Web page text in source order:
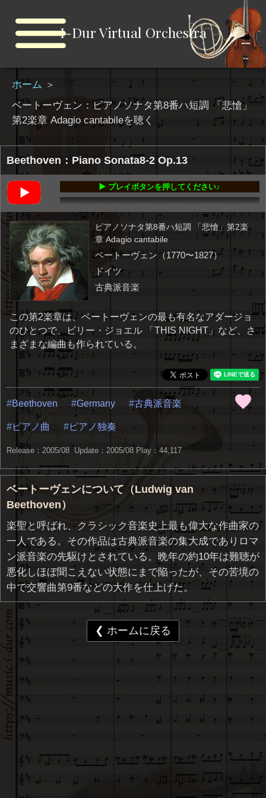
I-Dur Virtual Orchestra
ホーム ＞
ベートーヴェン：ピアノソナタ第8番ハ短調 「悲愴」
第2楽章 Adagio cantabileを聴く
Beethoven：Piano Sonata8-2 Op.13
▶️ プレイボタンを押してください♪
ピアノソナタ第8番ハ短調 「悲愴」第2楽
章 Adagio cantabile
ベートーヴェン（1770〜1827）
ドイツ
古典派音楽
この第2楽章は、ベートーヴェンの最も有名なアダージョ
のひとつで、ビリー・ジョエル 「THIS NIGHT」など、さ
まざまな編曲も作られている。
Beethoven Germany 古典派音楽
ピアノ曲 ピアノ独奏
Release：2005/08 Update：2005/08 Play：44,117
ベートーヴェンについて（Ludwig van
Beethoven）
楽聖と呼ばれ、クラシック音楽史上最も偉大な作曲家の
一人である。その作品は古典派音楽の集大成でありロマ
ン派音楽の先駆けとされている。晩年の約10年は難聴が
悪化しほぼ聞こえない状態にまで陥ったが、その苦境の
中で交響曲第9番などの大作を仕上げた。
❮ ホームに戻る